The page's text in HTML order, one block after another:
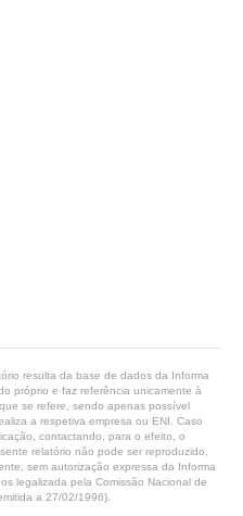
resulta da base de dados da Informa
próprio e faz referência unicamente à
se refere, sendo apenas possível
a respetiva empresa ou ENI. Caso
contactando, para o efeito, o
relatório não pode ser reproduzido,
sem autorização expressa da Informa
legalizada pela Comissão Nacional de
a 27/02/1996).